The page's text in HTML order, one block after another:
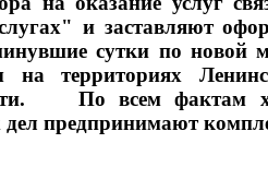
и заставляют
сутки по новой
территориях
По всем фактам
предпринимают